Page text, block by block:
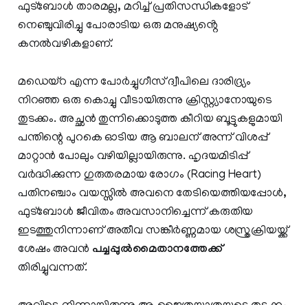
ഫുട്ബോൾ താരമല്ല, മറിച്ച് പ്രതിസന്ധികളോട്
നെഞ്ചുവിരിച്ചു പോരാടിയ ഒരു മനുഷ്യൻ്റെ
കനൽവഴികളാണ്.
മഡെയ്‌റ എന്ന പോർച്ചുഗീസ് ദ്വീപിലെ ദാരിദ്ര്യം
നിറഞ്ഞ ഒരു കൊച്ചു വീടായിരുന്നു ക്രിസ്റ്റ്യാനോയുടെ
തുടക്കം. അച്ഛൻ തുന്നിക്കൊടുത്ത കീറിയ ബൂട്ടുകളുമായി
പന്തിന്റെ പുറകെ ഓടിയ ആ ബാലന് അന്ന് വിശപ്പ്
മാറ്റാൻ പോലും വഴിയില്ലായിരുന്നു. ഹൃദയമിടിപ്പ്
വർദ്ധിക്കുന്ന ഗുരുതരമായ രോഗം (Racing Heart)
പതിനഞ്ചാം വയസ്സിൽ അവനെ തേടിയെത്തിയപ്പോൾ,
ഫുട്ബോൾ ജീവിതം അവസാനിച്ചെന്ന് കരുതിയ
ഇടത്തുനിന്നാണ് അതീവ സങ്കീർണ്ണമായ ശസ്ത്രക്രിയയ്ക്ക്
ശേഷം അവൻ പച്ചപ്പുൽമൈതാനത്തേക്ക്
തിരിച്ചുവന്നത്.